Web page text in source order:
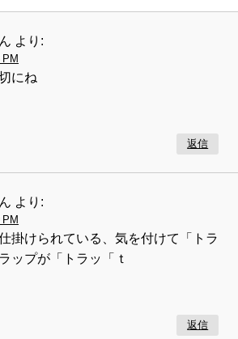
より:
PM
にね
返信
より:
PM
掛けられている、気を付けて「トラ
ップが「トラッ「ｔ
返信